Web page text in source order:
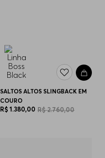
SALTOS ALTOS SLINGBACK EM
COURO
R$ 1.380,00 R$2.760,00